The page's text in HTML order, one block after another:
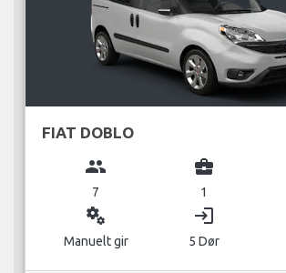
FIAT DOBLO
group
7
business_center
1
miscellaneous_services
Manuelt gir
login
5 Dør